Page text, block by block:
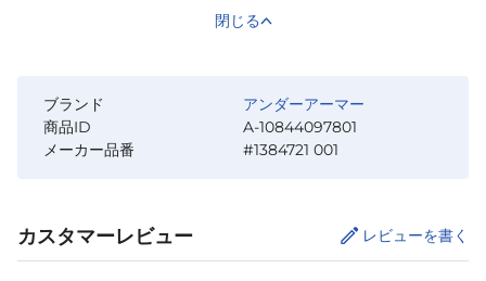
閉じる
ブランド
アンダーアーマー
商品ID
A-10844097801
メーカー品番
#1384721 001
カスタマーレビュー レビューを書く